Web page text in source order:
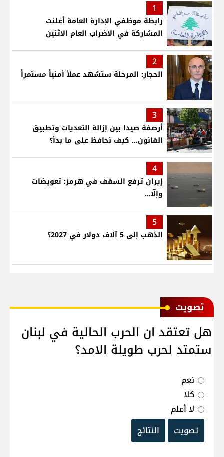
1
رابطة موظفي الإدارة العامة أعلنت
المشاركة في الاضراب العام الاثنين
2
الحجار: المرحلة ستشهد عملاً أمنياً مستمراً
3
أرصفة صيدا بين إزالة التعديات وتطبيق
القانون... كيف نحافظ على ما بدأ؟
4
إيران ترفع السقف في هرمز: تعويضات
وإلّا...
5
الذهب إلى 5 آلاف دولار في 2027؟
ﺗﺼﻮﻳﺖ
هل تعتقد ان الحرب الحالية في لبنان
ستمتد لحرب طويلة الامد؟
نعم
كلا
لا أعلم
تصويت
النتائج